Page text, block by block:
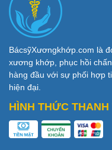
BácsỹXươngkhớp.com là
xương khớp, phục hồi
hàng đầu với sự phối hợp
hiện đại.
HÌNH THỨC THANH